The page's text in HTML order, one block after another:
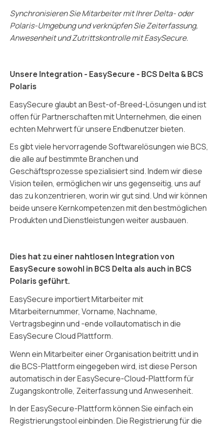
Synchronisieren Sie Mitarbeiter mit Ihrer Delta- oder
Polaris-Umgebung und verknüpfen Sie Zeiterfassung,
Anwesenheit und Zutrittskontrolle mit EasySecure.
Unsere Integration - EasySecure - BCS Delta & BCS
Polaris
EasySecure glaubt an Best-of-Breed-Lösungen und ist
offen für Partnerschaften mit Unternehmen, die einen
echten Mehrwert für unsere Endbenutzer bieten.
Es gibt viele hervorragende Softwarelösungen wie BCS,
die alle auf bestimmte Branchen und
Geschäftsprozesse spezialisiert sind. Indem wir diese
Vision teilen, ermöglichen wir uns gegenseitig, uns auf
das zu konzentrieren, worin wir gut sind. Und wir können
beide unsere Kernkompetenzen mit den bestmöglichen
Produkten und Dienstleistungen weiter ausbauen.
Dies hat zu einer nahtlosen Integration von
EasySecure sowohl in BCS Delta als auch in BCS
Polaris geführt.
EasySecure importiert Mitarbeiter mit
Mitarbeiternummer, Vorname, Nachname,
Vertragsbeginn und -ende vollautomatisch in die
EasySecure Cloud Plattform.
Wenn ein Mitarbeiter einer Organisation beitritt und in
die BCS-Plattform eingegeben wird, ist diese Person
automatisch in der EasySecure-Cloud-Plattform für
Zugangskontrolle, Zeiterfassung und Anwesenheit.
In der EasySecure-Plattform können Sie einfach ein
Registrierungstool einbinden. Die Registrierung für die